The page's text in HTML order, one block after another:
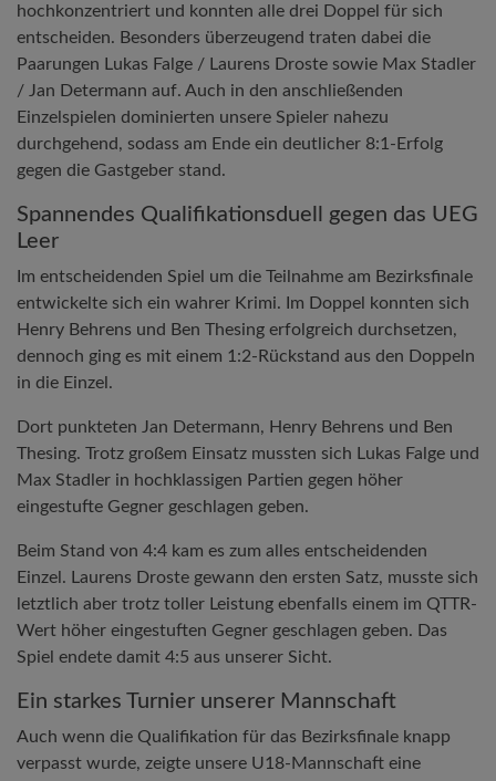
hochkonzentriert und konnten alle drei Doppel für sich
entscheiden. Besonders überzeugend traten dabei die
Paarungen Lukas Falge / Laurens Droste sowie Max Stadler
/ Jan Determann auf. Auch in den anschließenden
Einzelspielen dominierten unsere Spieler nahezu
durchgehend, sodass am Ende ein deutlicher 8:1-Erfolg
gegen die Gastgeber stand.
Spannendes Qualifikationsduell gegen das UEG
Leer
Im entscheidenden Spiel um die Teilnahme am Bezirksfinale
entwickelte sich ein wahrer Krimi. Im Doppel konnten sich
Henry Behrens und Ben Thesing erfolgreich durchsetzen,
dennoch ging es mit einem 1:2-Rückstand aus den Doppeln
in die Einzel.
Dort punkteten Jan Determann, Henry Behrens und Ben
Thesing. Trotz großem Einsatz mussten sich Lukas Falge und
Max Stadler in hochklassigen Partien gegen höher
eingestufte Gegner geschlagen geben.
Beim Stand von 4:4 kam es zum alles entscheidenden
Einzel. Laurens Droste gewann den ersten Satz, musste sich
letztlich aber trotz toller Leistung ebenfalls einem im QTTR-
Wert höher eingestuften Gegner geschlagen geben. Das
Spiel endete damit 4:5 aus unserer Sicht.
Ein starkes Turnier unserer Mannschaft
Auch wenn die Qualifikation für das Bezirksfinale knapp
verpasst wurde, zeigte unsere U18-Mannschaft eine